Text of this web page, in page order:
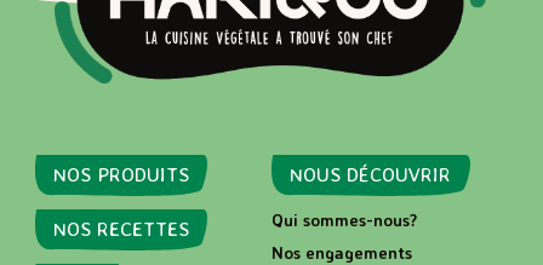
NOS PRODUITS
NOS RECETTES
NOUS DÉCOUVRIR
Qui sommes-nous?
Nos engagements